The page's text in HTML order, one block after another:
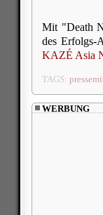
Mit "Death
des Erfolgs-
KAZÉ Asia
TAGS:
WERBUNG